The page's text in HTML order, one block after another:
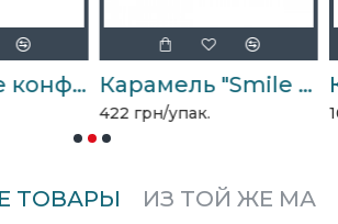
Вафельные конфеты "Сливки-Ленивки" 1кг Карамель "Smile candy" микс 1кг Make Joy
422 грн/упак.
ТОВАРЫ ИЗ ТОЙ ЖЕ